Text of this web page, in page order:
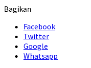
Bagikan
Facebook
Twitter
Google
Whatsapp